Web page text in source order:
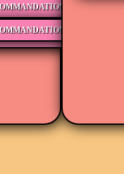
MÉDIAS
LECTURE